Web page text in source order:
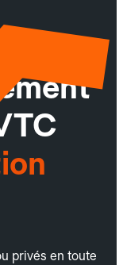
privés en toute